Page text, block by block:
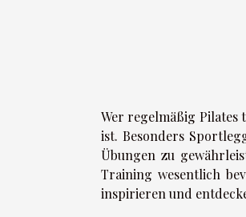
Wer regelmäßig
ist. Besonders
Übungen zu
Training wesentlich
inspirieren und